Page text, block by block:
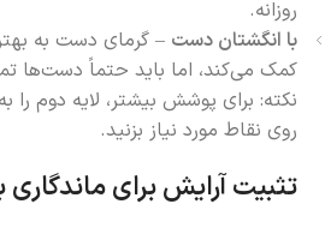
روزانه.
با انگشتان دست – گرمای دست به
کمک می‌کند، اما باید حتماً دست‌ها
نکته: برای پوشش بیشتر، لایه دوم
روی نقاط مورد نیاز بزنید.
تثبیت آرایش برای ماندگاری